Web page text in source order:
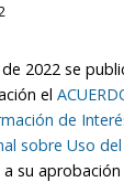
2022 se
el
de
sobre Uso
a su